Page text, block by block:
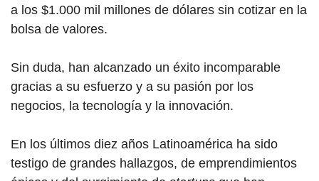
a los $1.000 mil millones de dólares sin cotizar en la
bolsa de valores.
Sin duda, han alcanzado un éxito incomparable
gracias a su esfuerzo y a su pasión por los
negocios, la tecnología y la innovación.
En los últimos diez años Latinoamérica ha sido
testigo de grandes hallazgos, de emprendimientos